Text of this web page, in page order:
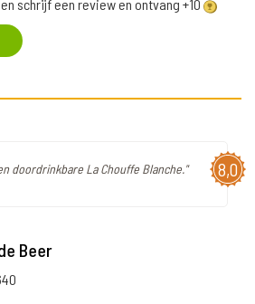
en schrijf een review en ontvang +10
8,0
doordrinkbare La Chouffe Blanche."
Beer